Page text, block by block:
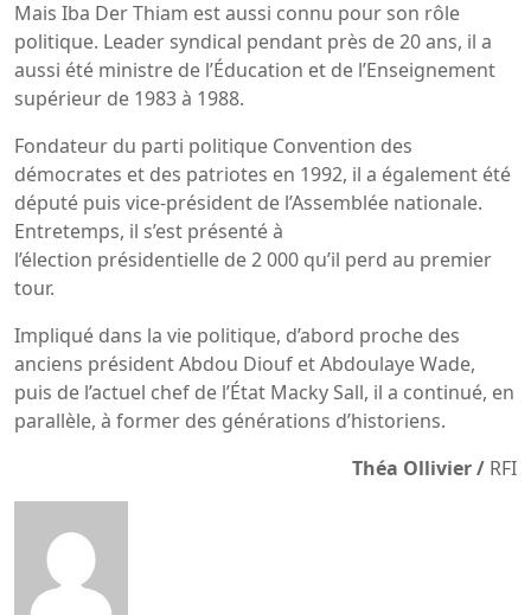
Mais Iba Der Thiam est aussi connu pour son rôle
politique. Leader syndical pendant près de 20 ans, il a
aussi été ministre de l’Éducation et de l’Enseignement
supérieur de 1983 à 1988.
Fondateur du parti politique Convention des
démocrates et des patriotes en 1992, il a également été
député puis vice-président de l’Assemblée nationale.
Entretemps, il s’est présenté à
l’élection présidentielle de 2 000 qu’il perd au premier
tour.
Impliqué dans la vie politique, d’abord proche des
anciens président Abdou Diouf et Abdoulaye Wade,
puis de l’actuel chef de l’État Macky Sall, il a continué, en
parallèle, à former des générations d’historiens.
Théa Ollivier / RFI